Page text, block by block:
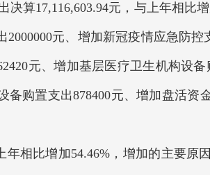
算17,116,603.94元，与上年相比
元、增加新冠疫情应急防控
元、增加基层医疗卫生机构设
购置支出878400元、增加盘活资
相比增加54.46%，增加的主要原